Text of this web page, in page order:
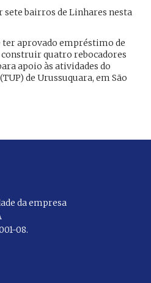
bairros de Linhares nesta
ter aprovado empréstimo de
construir quatro rebocadores
apoio às atividades do
de Urussuquara, em São
da empresa
08.